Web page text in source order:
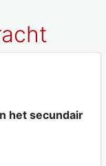
het secundair